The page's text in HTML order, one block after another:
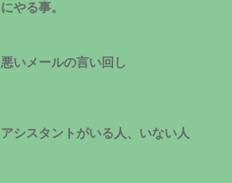
にやる事。
悪いメールの言い回し
アシスタントがいる人、いない人